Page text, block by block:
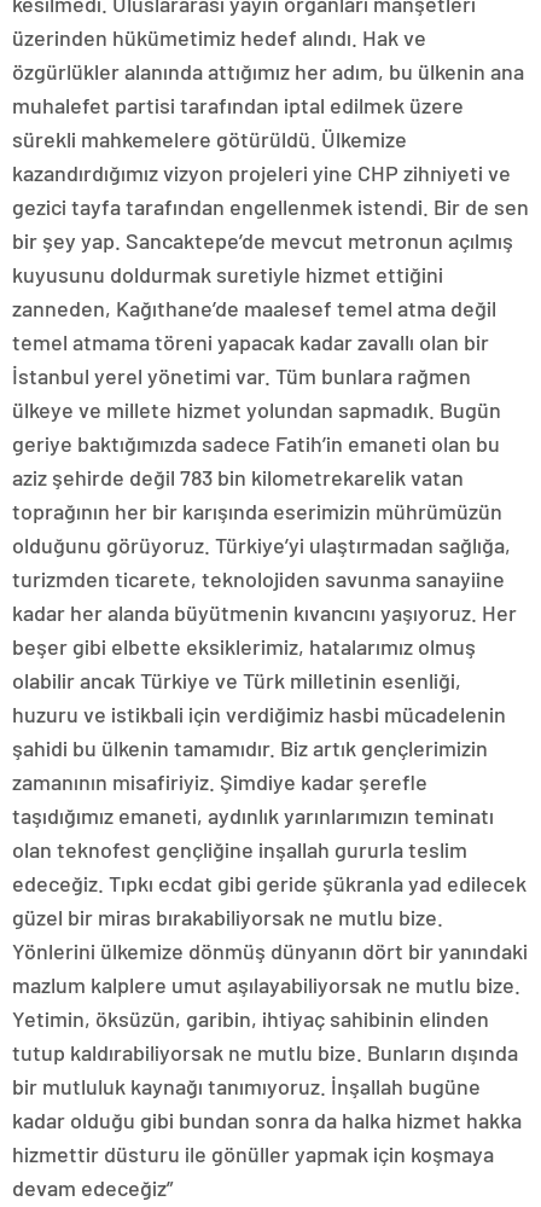
üzerinden hükümetimiz hedef alındı. Hak ve
özgürlükler alanında attığımız her adım, bu ülkenin ana
muhalefet partisi tarafından iptal edilmek üzere
sürekli mahkemelere götürüldü. Ülkemize
kazandırdığımız vizyon projeleri yine CHP zihniyeti ve
gezici tayfa tarafından engellenmek istendi. Bir de sen
bir şey yap. Sancaktepe’de mevcut metronun açılmış
kuyusunu doldurmak suretiyle hizmet ettiğini
zanneden, Kağıthane’de maalesef temel atma değil
temel atmama töreni yapacak kadar zavallı olan bir
İstanbul yerel yönetimi var. Tüm bunlara rağmen
ülkeye ve millete hizmet yolundan sapmadık. Bugün
geriye baktığımızda sadece Fatih’in emaneti olan bu
aziz şehirde değil 783 bin kilometrekarelik vatan
toprağının her bir karışında eserimizin mührümüzün
olduğunu görüyoruz. Türkiye’yi ulaştırmadan sağlığa,
turizmden ticarete, teknolojiden savunma sanayiine
kadar her alanda büyütmenin kıvancını yaşıyoruz. Her
beşer gibi elbette eksiklerimiz, hatalarımız olmuş
olabilir ancak Türkiye ve Türk milletinin esenliği,
huzuru ve istikbali için verdiğimiz hasbi mücadelenin
şahidi bu ülkenin tamamıdır. Biz artık gençlerimizin
zamanının misafiriyiz. Şimdiye kadar şerefle
taşıdığımız emaneti, aydınlık yarınlarımızın teminatı
olan teknofest gençliğine inşallah gururla teslim
edeceğiz. Tıpkı ecdat gibi geride şükranla yad edilecek
güzel bir miras bırakabiliyorsak ne mutlu bize.
Yönlerini ülkemize dönmüş dünyanın dört bir yanındaki
mazlum kalplere umut aşılayabiliyorsak ne mutlu bize.
Yetimin, öksüzün, garibin, ihtiyaç sahibinin elinden
tutup kaldırabiliyorsak ne mutlu bize. Bunların dışında
bir mutluluk kaynağı tanımıyoruz. İnşallah bugüne
kadar olduğu gibi bundan sonra da halka hizmet hakka
hizmettir düsturu ile gönüller yapmak için koşmaya
devam edeceğiz”